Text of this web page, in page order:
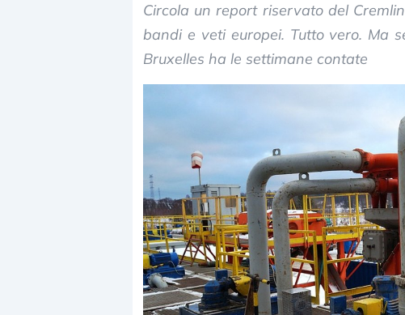
Circola un report riservato del
bandi e veti europei. Tutto vero. Ma
Bruxelles ha le settimane contate